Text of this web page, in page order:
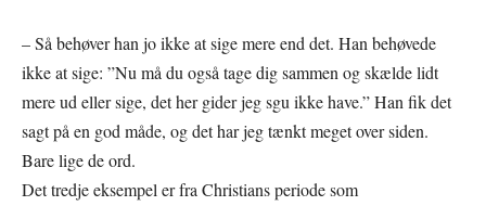
– Så behøver han jo ikke at sige mere end det. Han behøvede
ikke at sige: ”Nu må du også tage dig sammen og skælde lidt
mere ud eller sige, det her gider jeg sgu ikke have.” Han fik det
sagt på en god måde, og det har jeg tænkt meget over siden.
Bare lige de ord.
Det tredje eksempel er fra Christians periode som